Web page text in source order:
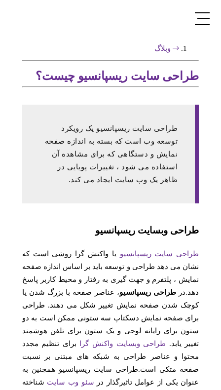
وبلاگ
طراحی سایت ریسپانسیو چیست؟
طراحی سایت ریسپانسیو یک رویکرد
توسعه وب است که بسته به اندازه صفحه
نمایش و دستگاهی که برای مشاهده آن
استفاده می شود ، تغییرات پویایی در
ظاهر یک وب سایت ایجاد می کند.
طراحی وبسایت ریسپانسیو
طراحی سایت ریسپانسیو یا واکنش گرا روشی است که
نشان می دهد طراحی و توسعه باید بر اساس اندازه صفحه
نمایش ، پلتفرم و جهت گیری به رفتار و محیط کاربر پاسخ
دهد.در طراحی ریسپانسیو، عناصر صفحه با بزرگ شدن یا
کوچک شدن صفحه نمایش تغییر شکل می دهند. طراحی
برای صفحه نمایش دسکتاپ سه ستونی ممکن است به دو
ستون برای رایانه لوحی و یک ستون برای تلفن هوشمند
تغییر یابد. طراحی وبسایت واکنش گرا برای تنظیم مجدد
محتوا و عناصر طراحی به شبکه های مبتنی بر نسبت
صفحه متکی است.طراحی سایت ریسپانسیو همچنین به
عنوان یکی از عوامل تاثیرگذار در سئو وب سایت شناخته